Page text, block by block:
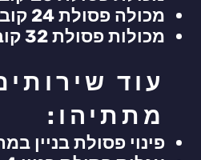
מכולה פסולת 24 קוב
מכולות פסולת 32 קוב
עוד
מתתיהו:
פינוי פסולת בניין